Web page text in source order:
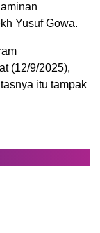
Yusuf Gowa.
(12/9/2025),
itu tampak